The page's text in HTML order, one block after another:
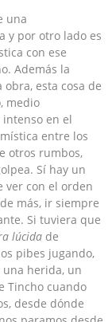
una
y por otro lado es
con ese
Además la
esta cosa de
medio
intenso en el
entre los
otros rumbos,
Sí hay un
con el orden
más, ir siempre
Si tuviera que
lúcida de
pibes jugando,
herida, un
Tincho cuando
desde dónde